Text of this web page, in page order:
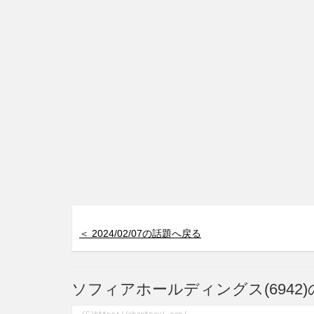
＜ 2024/02/07の話題へ戻る
ソフィアホールディングス(6942)